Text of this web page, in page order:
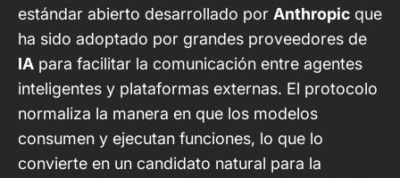
estándar abierto desarrollado por Anthropic que
ha sido adoptado por grandes proveedores de
IA para facilitar la comunicación entre agentes
inteligentes y plataformas externas. El protocolo
normaliza la manera en que los modelos
consumen y ejecutan funciones, lo que lo
convierte en un candidato natural para la